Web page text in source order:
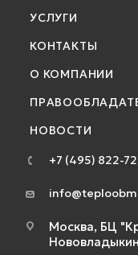
УСЛУГИ
КОНТАКТЫ
О КОМПАНИИ
НОВОСТИ
+7 (495) 822-
Москва, БЦ